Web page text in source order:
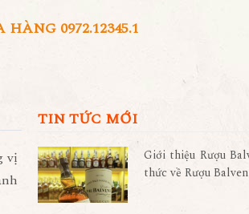
0972.12345.1
vị
TIN TỨC MỚI
Giới thiệu Rượu
thức về Rượu